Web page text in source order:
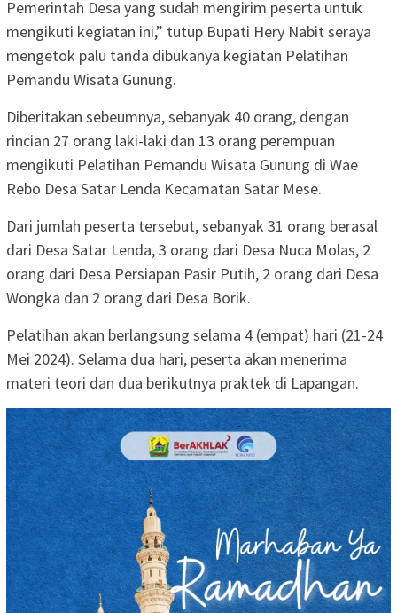
Pemerintah Desa yang sudah mengirim peserta untuk
mengikuti kegiatan ini,” tutup Bupati Hery Nabit seraya
mengetok palu tanda dibukanya kegiatan Pelatihan
Pemandu Wisata Gunung.
Diberitakan sebeumnya, sebanyak 40 orang, dengan
rincian 27 orang laki-laki dan 13 orang perempuan
mengikuti Pelatihan Pemandu Wisata Gunung di Wae
Rebo Desa Satar Lenda Kecamatan Satar Mese.
Dari jumlah peserta tersebut, sebanyak 31 orang berasal
dari Desa Satar Lenda, 3 orang dari Desa Nuca Molas, 2
orang dari Desa Persiapan Pasir Putih, 2 orang dari Desa
Wongka dan 2 orang dari Desa Borik.
Pelatihan akan berlangsung selama 4 (empat) hari (21-24
Mei 2024). Selama dua hari, peserta akan menerima
materi teori dan dua berikutnya praktek di Lapangan.